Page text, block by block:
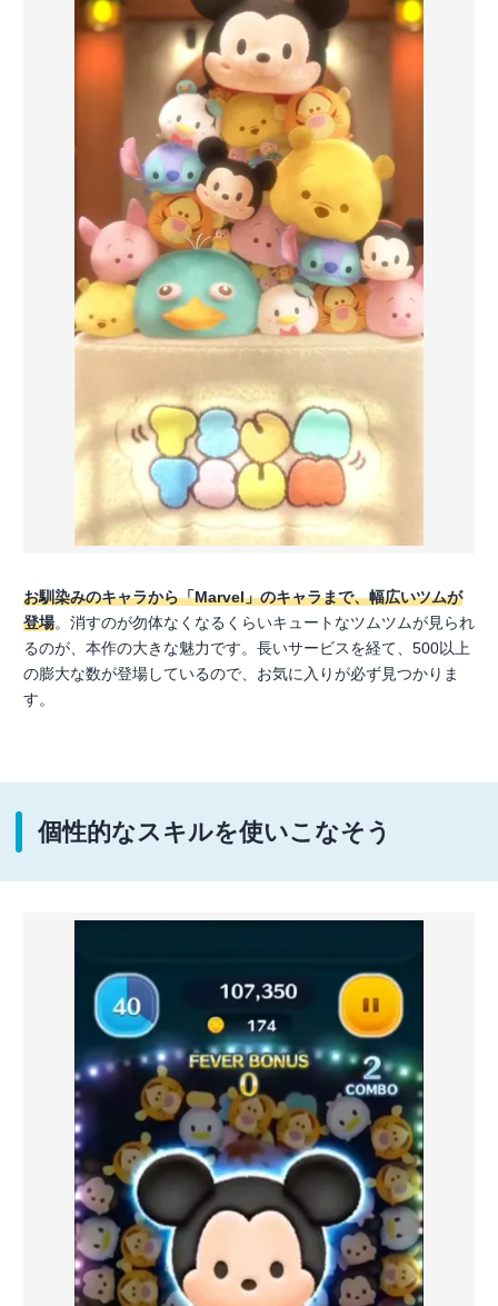
お馴染みのキャラから「Marvel」のキャラまで、幅広いツムが
登場。消すのが勿体なくなるくらいキュートなツムツムが見られ
るのが、本作の大きな魅力です。長いサービスを経て、500以上
の膨大な数が登場しているので、お気に入りが必ず見つかりま
す。
個性的なスキルを使いこなそう